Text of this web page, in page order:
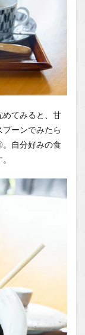
めてみると、甘
ーンでみたら
自分好みの食